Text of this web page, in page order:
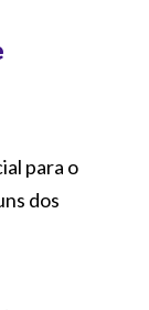
para o
dos